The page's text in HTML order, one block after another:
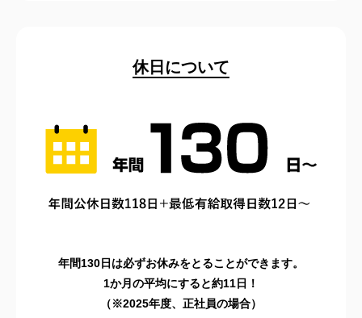
休日について
年間130⽇は必ずお休みをとることができます。
1か⽉の平均にすると約11⽇！
（※2025年度、正社員の場合）